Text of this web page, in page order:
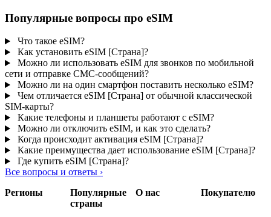
Популярные вопросы про eSIM
Что такое eSIM?
Как установить eSIM [Страна]?
Можно ли использовать eSIM для звонков по мобильной
сети и отправке СМС-сообщений?
Можно ли на один смартфон поставить несколько eSIM?
Чем отличается eSIM [Страна] от обычной классической
SIM-карты?
Какие телефоны и планшеты работают с eSIM?
Можно ли отключить eSIM, и как это сделать?
Когда происходит активация eSIM [Страна]?
Какие преимущества дает использование eSIM [Страна]?
Где купить eSIM [Страна]?
Все вопросы и ответы ›
Регионы
Популярные
страны
О нас Покупателю